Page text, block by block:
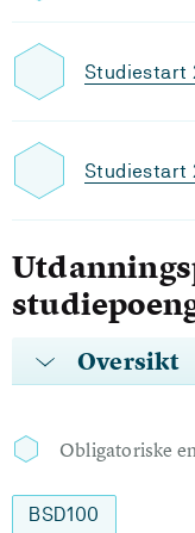
Studiestart
Studiestart
Oversikt
Obligatoriske
BSD100